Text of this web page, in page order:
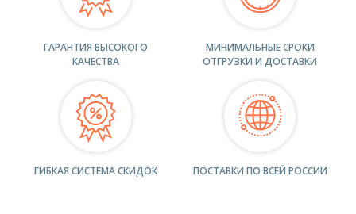
ГАРАНТИЯ ВЫСОКОГО
КАЧЕСТВА
МИНИМАЛЬНЫЕ СРОКИ
ОТГРУЗКИ И ДОСТАВКИ
ГИБКАЯ СИСТЕМА СКИДОК ПОСТАВКИ ПО ВСЕЙ РОССИИ